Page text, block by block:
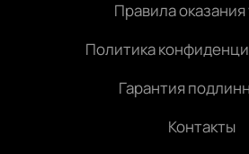
Правила оказания
Политика
Гарантия
Контакты